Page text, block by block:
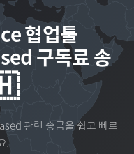
협업툴
구독료 송
관련 송금을 쉽고 빠르
.